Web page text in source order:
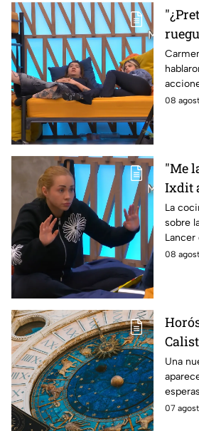
24/7
interior
08
"Me
Ixdit
gala
La
sobre
Lancer
de
08
de
cada
Una
07